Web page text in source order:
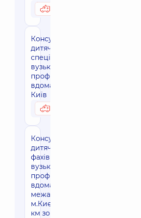
Консультація
дитячого
спеціаліста
вузького
профілю
вдома, м.
Київ
Консультація
дитячого
фахівця
вузького
профілю
вдома, за
межами
м.Києва (30
км зона)